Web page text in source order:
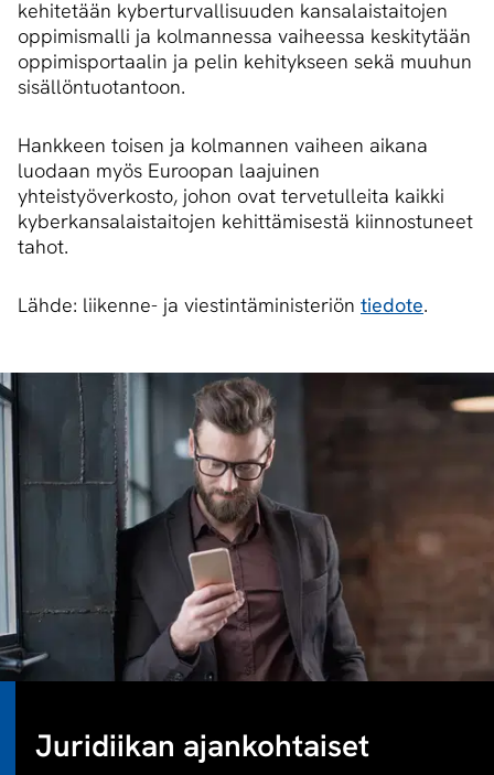
kehitetään kyberturvallisuuden kansalaistaitojen
oppimismalli ja kolmannessa vaiheessa keskitytään
oppimisportaalin ja pelin kehitykseen sekä muuhun
sisällöntuotantoon.
Hankkeen toisen ja kolmannen vaiheen aikana
luodaan myös Euroopan laajuinen
yhteistyöverkosto, johon ovat tervetulleita kaikki
kyberkansalaistaitojen kehittämisestä kiinnostuneet
tahot.
Lähde: liikenne- ja viestintäministeriön tiedote.
Juridiikan ajankohtaiset